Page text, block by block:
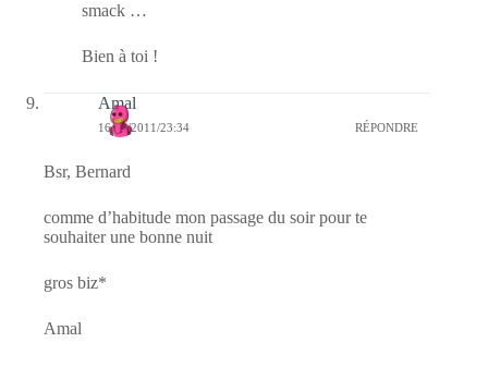
smack …
Bien à toi !
Amal
16/02/2011/23:34 RÉPONDRE
Bsr, Bernard
comme d’habitude mon passage du soir pour te
souhaiter une bonne nuit
gros biz*
Amal